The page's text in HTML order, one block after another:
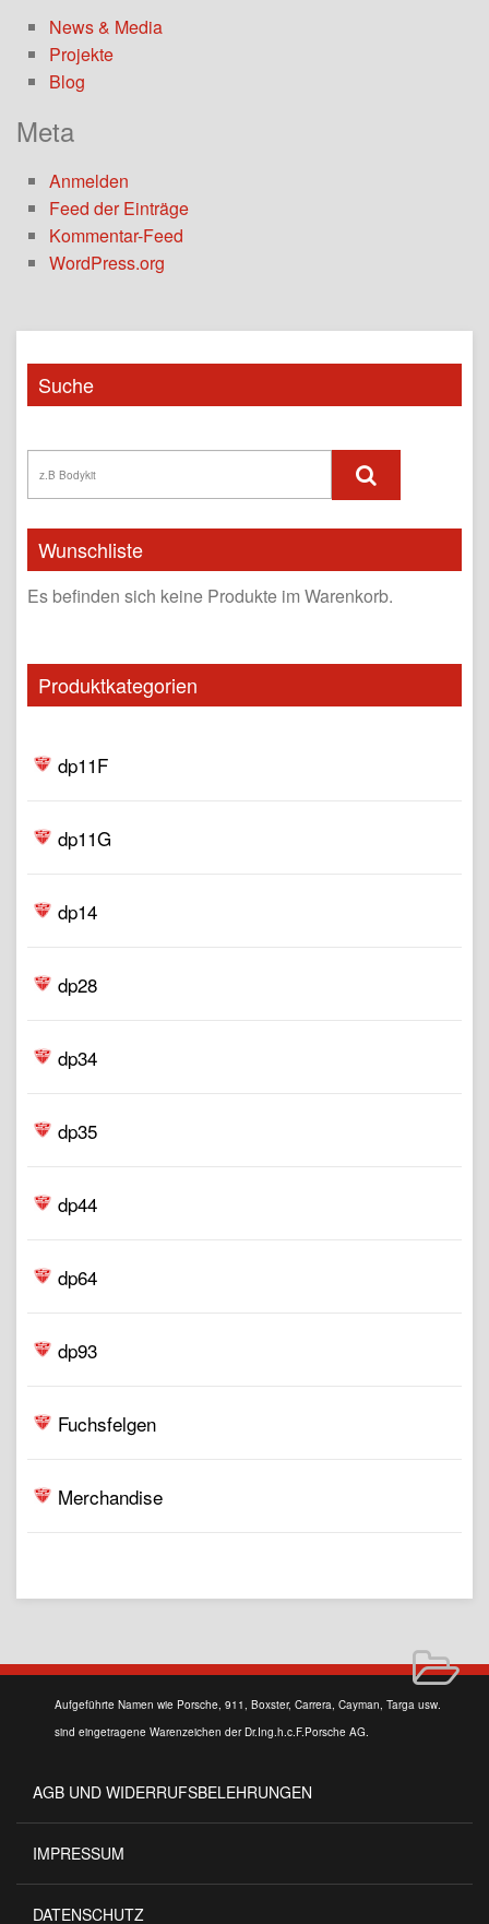
Suche
Wunschliste
Es befinden sich keine Produkte im Warenkorb.
Produktkategorien
dp11F
dp11G
dp14
dp28
dp34
dp35
dp44
dp64
dp93
Fuchsfelgen
Merchandise
News & Media
Projekte
Blog
Meta
Anmelden
Feed der Einträge
Kommentar-Feed
WordPress.org
Aufgeführte Namen wie Porsche, 911, Boxster, Carrera, Cayman, Targa usw.
sind eingetragene Warenzeichen der Dr.Ing.h.c.F.Porsche AG.
AGB UND WIDERRUFSBELEHRUNGEN
IMPRESSUM
DATENSCHUTZ